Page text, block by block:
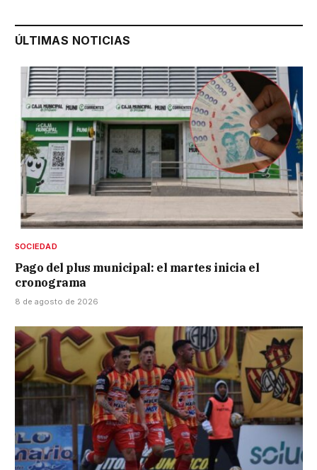
ÚLTIMAS NOTICIAS
SOCIEDAD
Pago del plus municipal: el martes inicia el
cronograma
8 de agosto de 2026